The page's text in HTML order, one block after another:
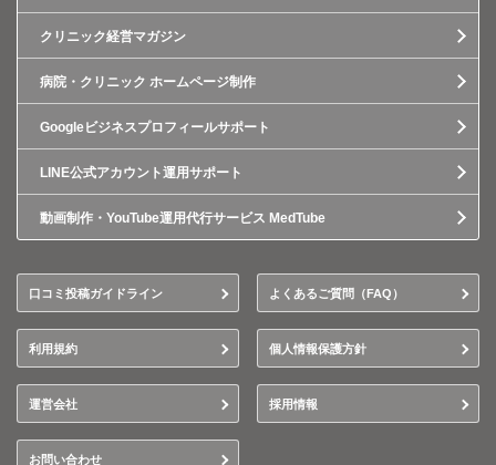
クリニック経営マガジン
病院・クリニック ホームページ制作
Googleビジネスプロフィールサポート
LINE公式アカウント運用サポート
動画制作・YouTube運用代行サービス MedTube
口コミ投稿ガイドライン よくあるご質問（FAQ）
利用規約 個人情報保護方針
運営会社 採用情報
お問い合わせ